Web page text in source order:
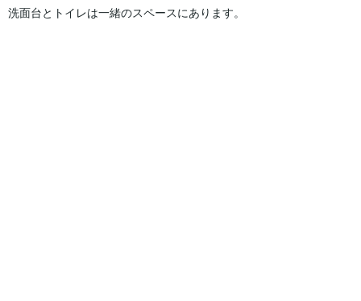
洗面台とトイレは一緒のスペースにあります。